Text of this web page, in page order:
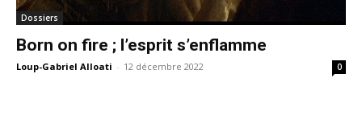
Dossiers
Born on fire ; l’esprit s’enflamme
Loup-Gabriel Alloati - 12 décembre 2022 0